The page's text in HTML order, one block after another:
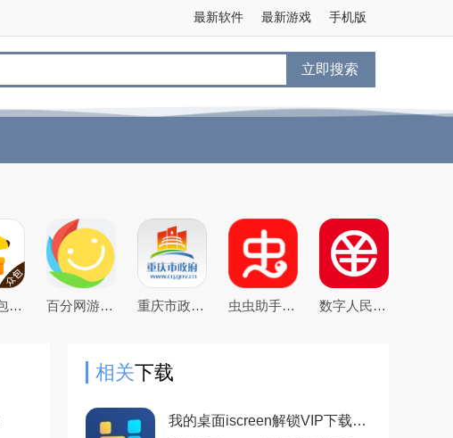
手机版
最新游戏
最新软件
立即搜索
美团众包app 百分网游戏盒子下载2026新版 重庆市政府渝快办app官方版 虫虫助手2026最新版游戏盒子 数字人民币试点版官方app安卓版
相关下载
我的桌面iscreen解锁VIP下载最新版v2.1.26官方安卓版